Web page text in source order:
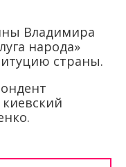
Владимира
народа»
страны.